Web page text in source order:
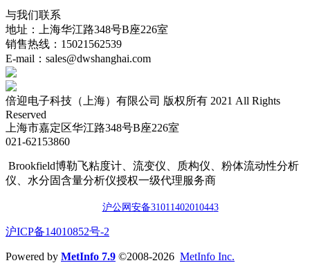
与我们联系
地址：上海华江路348号B座226室
销售热线：15021562539
E-mail：sales@dwshanghai.com
倍迎电子科技（上海）有限公司 版权所有 2021 All Rights
Reserved
上海市嘉定区华江路348号B座226室
021-62153860
Brookfield博勒飞粘度计、流变仪、质构仪、粉体流动性分析
仪、水分固含量分析仪授权一级代理服务商
沪公网安备31011402010443
​沪ICP备14010852号-2
Powered by MetInfo 7.9 ©2008-2026 MetInfo Inc.